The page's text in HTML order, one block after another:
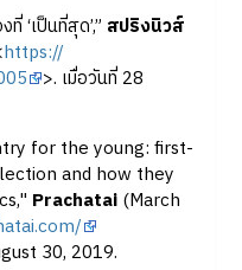
‘เป็นที่สุด’,” สปริงนิวส์
https://
>. เมื่อวันที่ 28
for the young: first-
and how they
Prachatai(March
30, 2019.